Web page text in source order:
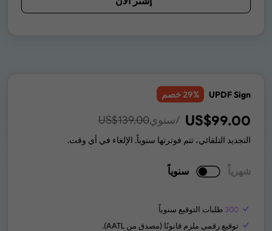
UPDF Sign
29% خصم
US$99.00 /سنوي US$139.00
التجديد التلقائي، تتم فوترتها سنوياً. الإلغاء في أي وقت.
سنوياً شهرياً
300 طلبات التوقيع سنوياً
توقيع رقمي ملزم قانونًا (مصدق من AATL).